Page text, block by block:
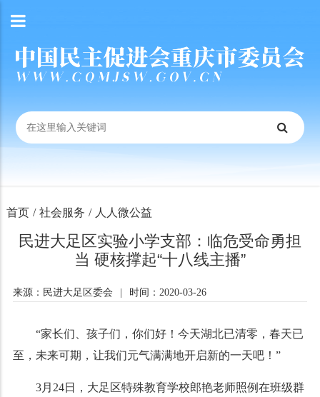
首页 / 社会服务 / 人人微公益
民进大足区实验小学支部：临危受命勇担
当 硬核撑起“十八线主播”
来源：民进大足区委会 时间：2020-03-26
“家长们、孩子们，你们好！今天湖北已清零，春天已
至，未来可期，让我们元气满满地开启新的一天吧！”
3月24日，大足区特殊教育学校郎艳老师照例在班级群